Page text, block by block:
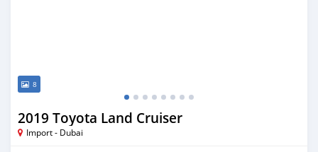
8
2019 Toyota Land Cruiser
Import - Dubai